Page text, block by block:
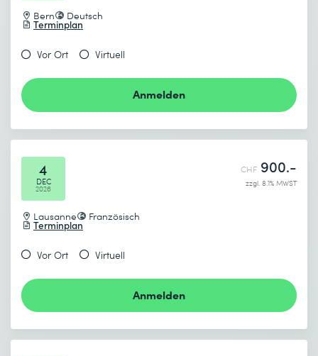
Bern Deutsch
Terminplan
Vor Ort Virtuell
Anmelden
4
DEC
2026
Lausanne Französisch
Terminplan
CHF 900.-
zzgl. 8.1% MWST
Vor Ort Virtuell
Anmelden